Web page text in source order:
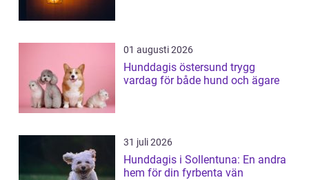
01 augusti 2026
Hunddagis östersund trygg
vardag för både hund och ägare
31 juli 2026
Hunddagis i Sollentuna: En andra
hem för din fyrbenta vän